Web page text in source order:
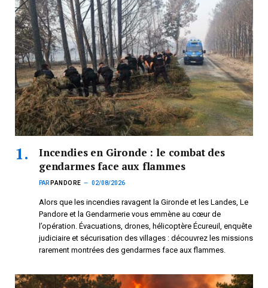
Incendies en Gironde : le combat des
gendarmes face aux flammes
PAR PANDORE 02/08/2026
Alors que les incendies ravagent la Gironde et les Landes, Le
Pandore et la Gendarmerie vous emmène au cœur de
l’opération. Évacuations, drones, hélicoptère Écureuil, enquête
judiciaire et sécurisation des villages : découvrez les missions
rarement montrées des gendarmes face aux flammes.